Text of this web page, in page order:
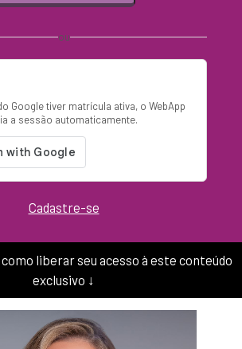
ou
Google tiver matrícula ativa, o WebApp
a sessão automaticamente.
Cadastre-se
liberar seu acesso à este conteúdo
exclusivo ↓